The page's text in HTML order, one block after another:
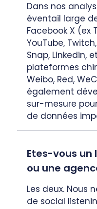
Dans nos
éventail large
Facebook X (ex
YouTube,
Snap, Linkedin,
plateformes
Weibo, Red,
également
sur-mesure
de données
Etes-vous un
ou une
Les deux. Nous
de social